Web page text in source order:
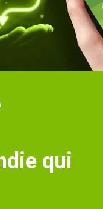
qui